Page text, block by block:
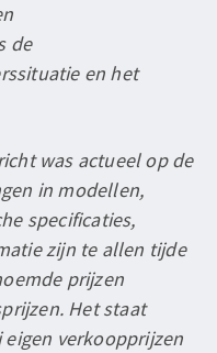
de
en het
was actueel op de
in modellen,
specificaties,
zijn te allen tijde
prijzen
Het staat
verkoopprijzen